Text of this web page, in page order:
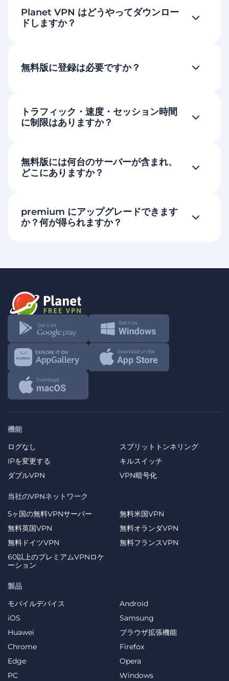
Planet VPN はどうやってダウンロー
ドしますか？
無料版に登録は必要ですか？
トラフィック・速度・セッション時間
に制限はありますか？
無料版には何台のサーバーが含まれ、
どこにありますか？
premium にアップグレードできます
か？何が得られますか？
機能
ログなし
スプリットトンネリング
IPを変更する
キルスイッチ
ダブルVPN
VPN暗号化
製品
モバイルデバイス
Android
iOS
Samsung
Huawei
ブラウザ拡張機能
Chrome
Firefox
Edge
Opera
PC
Windows
当社のVPNネットワーク
5ヶ国の無料VPNサーバー
無料米国VPN
無料英国VPN
無料オランダVPN
無料ドイツVPN
無料フランスVPN
60以上のプレミアムVPNロケ
ーション